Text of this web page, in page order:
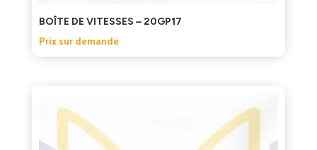
BOÎTE DE VITESSES – 20GP17
Prix sur demande